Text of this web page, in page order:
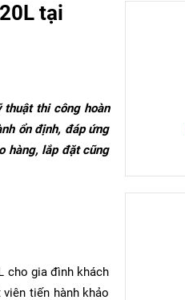
tại
thi công hoàn
ổn định, đáp ứng
hàng, lắp đặt cũng
cho gia đình khách
tiến hành khảo